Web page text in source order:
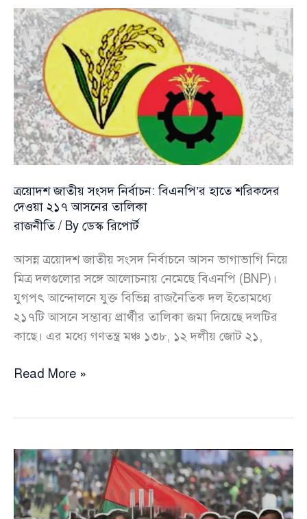
–
যা
বললেন
রেদোয়ান
আহমেদ!!
ত্রয়োদশ জাতীয় সংসদ নির্বাচন: বিএনপি’র হাতে শরিকদের
দেওয়া ২১৭ আসনের তালিকা
রাজনীতি/ By ডেস্ক রিপোর্ট
আসন্ন ত্রয়োদশ জাতীয় সংসদ নির্বাচনে আসন ভাগাভাগি নিয়ে
মিত্র দলগুলোর সঙ্গে আলোচনায় নেমেছে বিএনপি (BNP)।
যুগপৎ আন্দোলনে যুক্ত বিভিন্ন রাজনৈতিক দল ইতোমধ্যে
২১৭টি আসনে সম্ভাব্য প্রার্থীর তালিকা জমা দিয়েছে দলটির
কাছে। এর মধ্যে গণতন্ত্র মঞ্চ ১৩৮, ১২ দলীয় জোট ২১,
ত্রয়োদশ
বিএনপি’র
হাতে
শরিকদের
দেওয়া
Read More »